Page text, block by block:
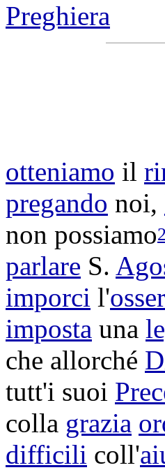
Preghiera
otteniamo il
pregando noi,
non possiamo
parlare S.
imporci l'
imposta una
che allorché
tutt'i suoi
colla grazia
difficili coll'